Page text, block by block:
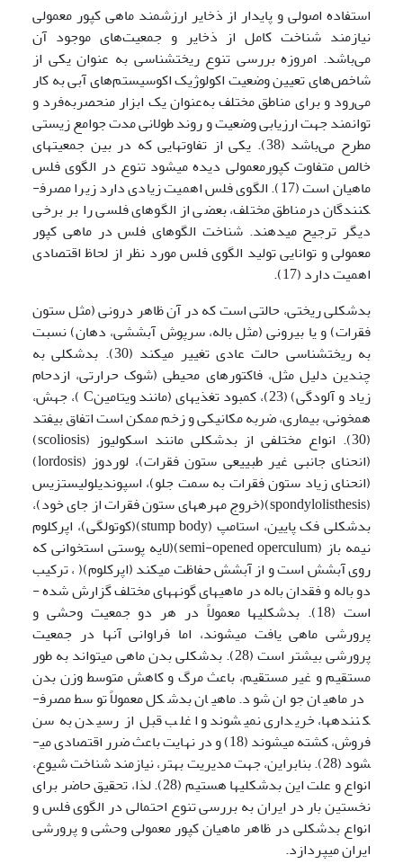
استفاده اصولی و پایدار از ذخایر ارزشمند ماهی کپور معمولی
نیازمند شناخت کامل از ذخایر و جمعیت‌های موجود آن
می‌باشد. امروزه بررسی تنوع ریخت­شناسی به عنوان یکی از
شاخص‌های تعیین وضعیت اکولوژیک اکوسیستم‌های آبی به کار
می‌رود و برای مناطق مختلف به‌عنوان یک ابزار منحصربه‌فرد و
توانمند جهت ارزیابی وضعیت و روند طولانی مدت جوامع زیستی
مطرح می‌باشد (38). یکی از تفاوت­هایی که در بین جمعیت­های
خالص متفاوت کپورمعمولی دیده می­شود تنوع در الگوی فلس
ماهیان است (17). الگوی فلس اهمیت زیادی دارد زیرا مصرف­
کنندگان درمناطق مختلف، بعضی از الگوهای فلسی را بر برخی
دیگر ترجیح می­دهند. شناخت الگوهای فلس در ماهی کپور
معمولی و توانایی تولید الگوی فلس مورد نظر از لحاظ اقتصادی
اهمیت دارد (17).
بدشکلی ریختی، حالتی است که در آن ظاهر درونی (مثل ستون
فقرات) و یا بیرونی (مثل باله، سرپوش آبششی، دهان) نسبت
به ریخت­شناسی حالت عادی تغییر می­کند (30). بدشکلی به
چندین دلیل مثل، فاکتورهای محیطی (شوک حرارتی، ازدحام
زیاد و آلودگی) (23)، کمبود تغذیه­ای (مانند ویتامینC )، جهش،
هم­خونی، بیماری، ضربه مکانیکی و زخم ممکن است اتفاق بیفتد
(30). انواع مختلفی از بدشکلی مانند اسکولیوز (scoliosis)
(انحنای جانبی غیر طبییعی ستون فقرات)، لوردوز (lordosis)
(انحنای زیاد ستون فقرات به سمت جلو)، اسپوندیلولیستزیس
(spondylolisthesis)(خروج مهره­های ستون فقرات از جای خود)،
بدشکلی فک پایین، استامپ (stump body)(کوتولگی)، اپرکلوم
نیمه باز (semi-opened operculum)(لایه پوستی استخوانی که
روی آبشش است و از آبشش حفاظت می­کند (اپرکلوم)( ، ترکیب
دو باله و فقدان باله در ماهی­های گونه­های مختلف گزارش شده ­
است (18). بدشکلی­ها معمولاً در هر دو جمعیت وحشی و
پرورشی ماهی یافت می­شوند، اما فراوانی آن­ها در جمعیت
پرورشی بیشتر است (28). بدشکلی بدن ماهی می­تواند به طور
مستقیم و غیر مستقیم، باعث مرگ و کاهش متوسط وزن بدن
در ماهیان جوان شود. ماهیان بدشکل معمولاً توسط مصرف­
کننده­­ها، خریداری نمی­شوند و اغلب قبل از رسیدن به سن
فروش، کشته می­شوند (18) و در نهایت باعث ضرر اقتصادی می­
شود (28). بنابراین، جهت مدیریت بهتر، نیازمند شناخت شیوع،
انواع و علت این بدشکلی­ها هستیم (28). لذا، تحقیق حاضر برای
نخستین بار در ایران به بررسی تنوع احتمالی در الگوی فلس و
انواع بدشکلی در ظاهر ماهیان کپور معمولی وحشی و پرورشی
ایران می­پردازد.